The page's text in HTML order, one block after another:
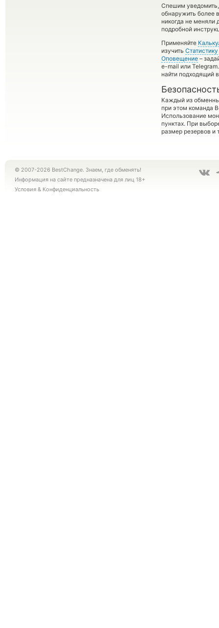
Спешим
обнаружить более
никогда не меняли
подробной
Применяйте
изучить Статистику
Оповещение –
e-mail или
найти подходящий
Каждый из
при этом команда
Использование
пунктах. При
размер резервов и
© 2007-2026 BestChange. Знаем, где обменять!
Информация на сайте предназначена для лиц 18+
Условия & Конфиденциальность